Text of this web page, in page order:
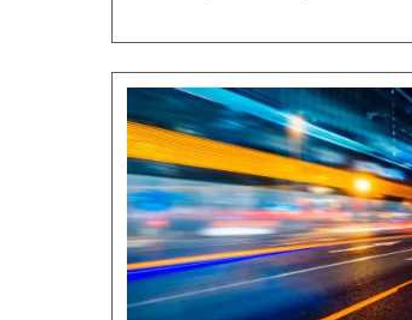
legösszetettebb kihívásai is